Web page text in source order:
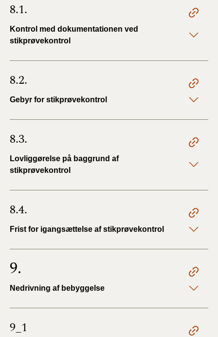
8.1.
Kontrol med dokumentationen ved
stikprøvekontrol
8.2.
Gebyr for stikprøvekontrol
8.3.
Lovliggørelse på baggrund af
stikprøvekontrol
8.4.
Frist for igangsættelse af stikprøvekontrol
9.
Nedrivning af bebyggelse
9_1